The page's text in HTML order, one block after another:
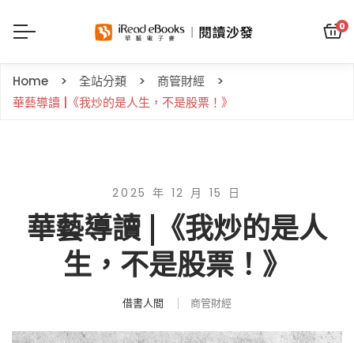
0
Home 全站分類
商管財經
華藝導讀 |《我炒的是人生，不是股票！》
2025 年 12 月 15 日
華藝導讀 |《我炒的是人
生，不是股票！》
借書人間 商管財經